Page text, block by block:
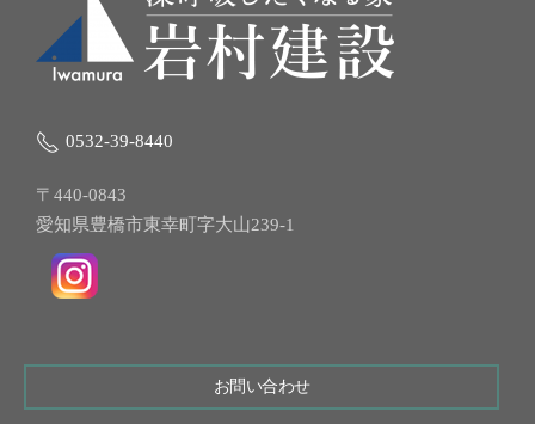
0532-39-8440
〒440-0843
愛知県豊橋市東幸町字大山239-1
お問い合わせ